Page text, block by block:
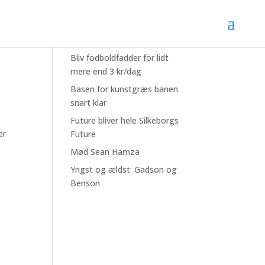
Bliv fodboldfadder for lidt
mere end 3 kr/dag
Basen for kunstgræs banen
snart klar
Future bliver hele Silkeborgs
Future
Mød Sean Hamza
Yngst og ældst: Gadson og
Benson